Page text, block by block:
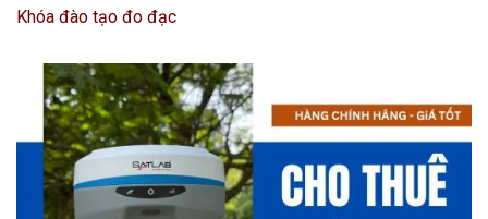
Khóa đào tạo đo đạc